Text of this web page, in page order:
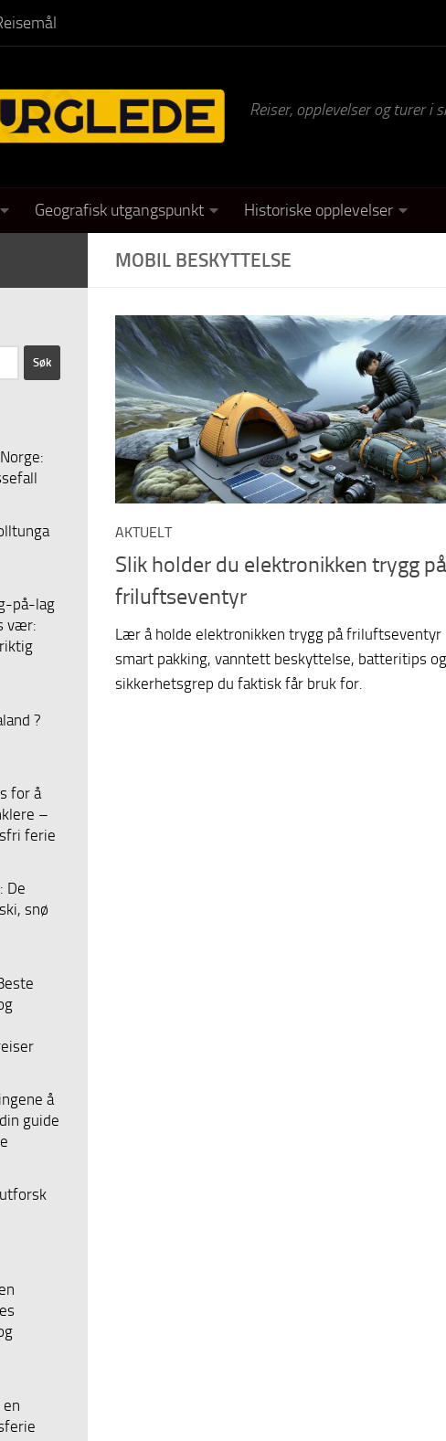
Reiser, opplevelser og turer i
Geografisk utgangspunkt Historiske opplevelser
MOBIL BESKYTTELSE
AKTUELT
Slik holder du elektronikken trygg på
friluftseventyr
Lær å holde elektronikken trygg på friluftseventyr
smart pakking, vanntett beskyttelse, batteritips
sikkerhetsgrep du faktisk får bruk for.
på-lag
vær:
?
for å
–
ferie
De
snø
å
guide
en